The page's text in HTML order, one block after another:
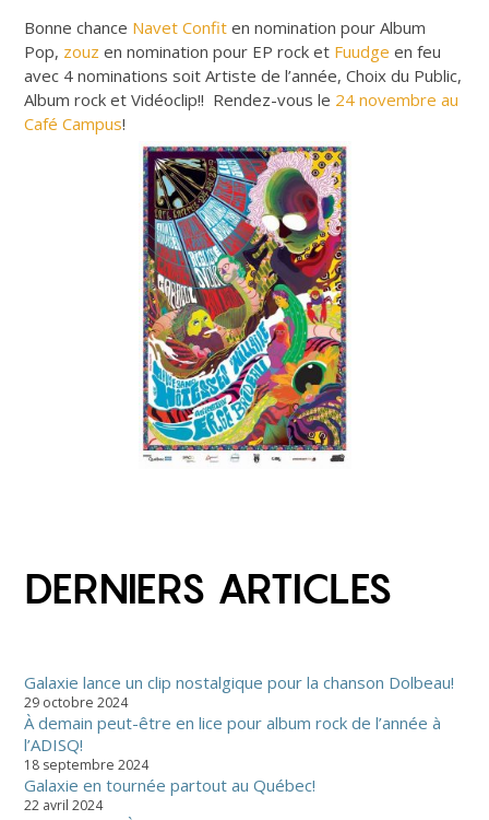
Bonne chance Navet Confit en nomination pour Album
Pop, zouz en nomination pour EP rock et Fuudge en feu
avec 4 nominations soit Artiste de l’année, Choix du Public,
Album rock et Vidéoclip!! Rendez-vous le 24 novembre au
Café Campus!
DERNIERS ARTICLES
Galaxie lance un clip nostalgique pour la chanson Dolbeau!
29 octobre 2024
À demain peut-être en lice pour album rock de l’année à
l’ADISQ!
18 septembre 2024
Galaxie en tournée partout au Québec!
22 avril 2024